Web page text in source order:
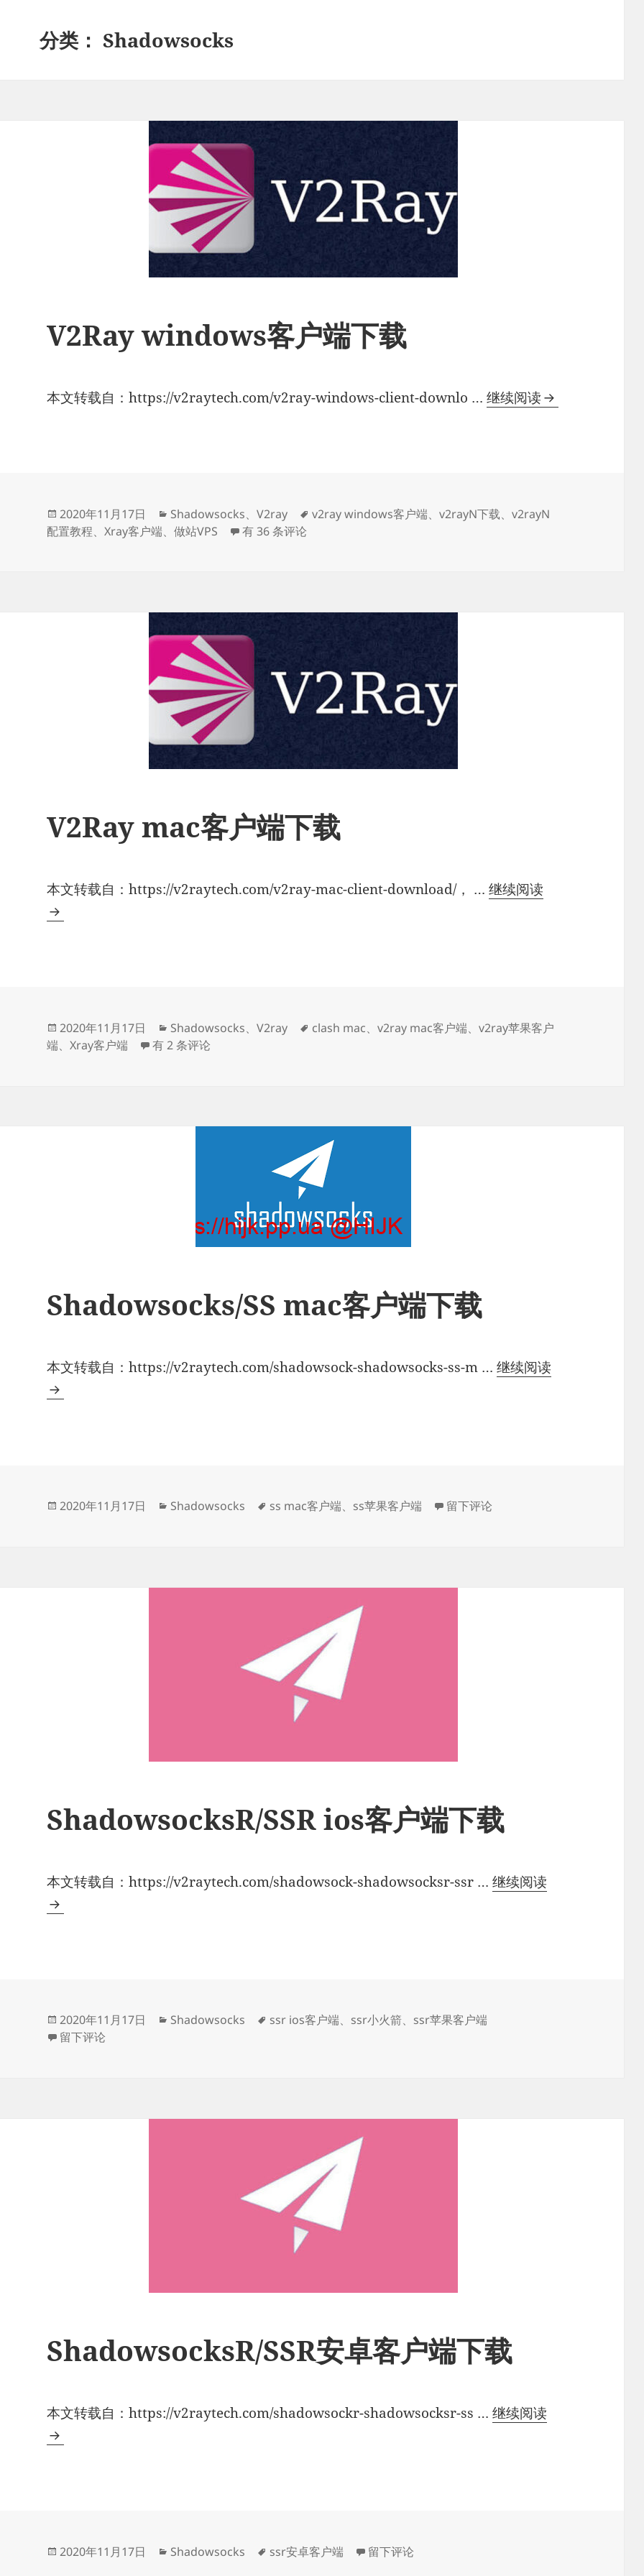
分类： Shadowsocks
V2Ray windows客户端下载
本文转载自：https://v2raytech.com/v2ray-windows-client-downlo … 继续阅读V2Ray
下
发
布
2020年11月17日
分
类
Shadowsocks、 V2ray
标
v2ray windows客户端、 v2rayN下载、 v2rayN
配置教程、 Xray客户端、 做站VPS V2Ray windows客户端下载
有 36 条评论
V2Ray mac客户端下载
本文转载自：https://v2raytech.com/v2ray-mac-client-download/， … 继续阅读V2Ray
载
发
布
2020年11月17日
分
类
Shadowsocks、 V2ray
标
clash mac、 v2ray mac客户端、 v2ray苹果客户
端、 Xray客户端 V2Ray mac客户端下载
有 2 条评论
Shadowsocks/SS mac客户端下载
本文转载自：https://v2raytech.com/shadowsock-shadowsocks-ss-m … 继续阅读Shadowsocks/
发
2020年11月17日
分
Shadowsocks
标
ss mac客户端、 ss苹果客户端 于Shadowsocks/SS mac客户端下载
留下评论
ShadowsocksR/SSR ios客户端下载
本文转载自：https://v2raytech.com/shadowsock-shadowsocksr-ssr … 继续阅读
发
布
2020年11月17日
分
Shadowsocks
标
ssr ios客户端、 ssr小火箭、 ssr苹果客户端
于ShadowsocksR/SSR ios客户端下载
留下评论
ShadowsocksR/SSR安卓客户端下载
本文转载自：https://v2raytech.com/shadowsockr-shadowsocksr-ss … 继续阅读
发
2020年11月17日
分
Shadowsocks
标
ssr安卓客户端 于ShadowsocksR/SSR安卓客户端下载
留下评论